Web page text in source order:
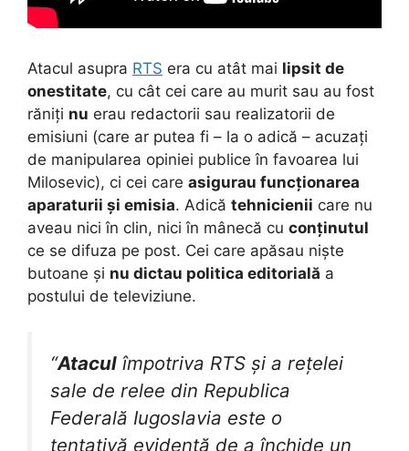
Atacul asupra RTS era cu atât mai lipsit de
onestitate, cu cât cei care au murit sau au fost
răniți nu erau redactorii sau realizatorii de
emisiuni (care ar putea fi – la o adică – acuzați
de manipularea opiniei publice în favoarea lui
Milosevic), ci cei care asigurau funcționarea
aparaturii și emisia. Adică tehnicienii care nu
aveau nici în clin, nici în mânecă cu conținutul
ce se difuza pe post. Cei care apăsau niște
butoane și nu dictau politica editorială a
postului de televiziune.
“Atacul împotriva RTS și a rețelei
sale de relee din Republica
Federală Iugoslavia este o
tentativă evidentă de a închide un